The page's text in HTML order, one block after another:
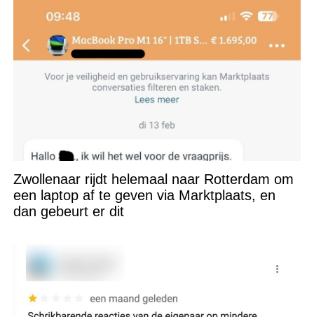
Zwollenaar rijdt helemaal naar Rotterdam om
een laptop af te geven via Marktplaats, en
dan gebeurt er dit